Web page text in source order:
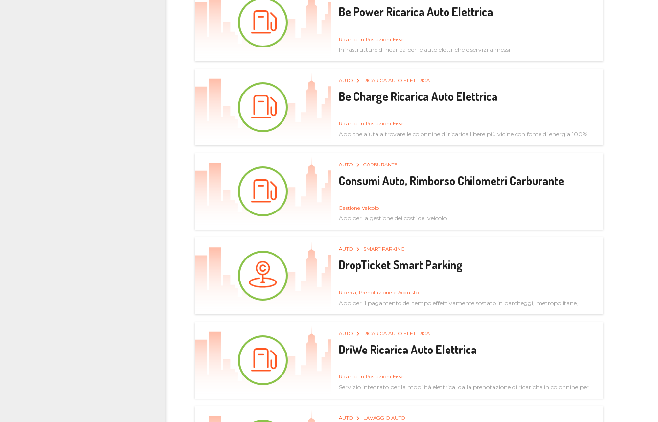
Be Power Ricarica Auto Elettrica
Ricarica in Postazioni Fisse
Infrastrutture di ricarica per le auto elettriche e servizi annessi
AUTO RICARICA AUTO ELETTRICA
Be Charge Ricarica Auto Elettrica
Ricarica in Postazioni Fisse
App che aiuta a trovare le colonnine di ricarica libere più vicine con fonte di energia 100%
AUTO CARBURANTE
Consumi Auto, Rimborso Chilometri Carburante
Gestione Veicolo
App per la gestione dei costi del veicolo
AUTO SMART PARKING
DropTicket Smart Parking
Ricerca, Prenotazione e Acquisto
App per il pagamento del tempo effettivamente sostato in parcheggi, metropolitane,
AUTO RICARICA AUTO ELETTRICA
DriWe Ricarica Auto Elettrica
Ricarica in Postazioni Fisse
Servizio integrato per la mobilità elettrica, dalla prenotazione di ricariche in colonnine per il
AUTO LAVAGGIO AUTO